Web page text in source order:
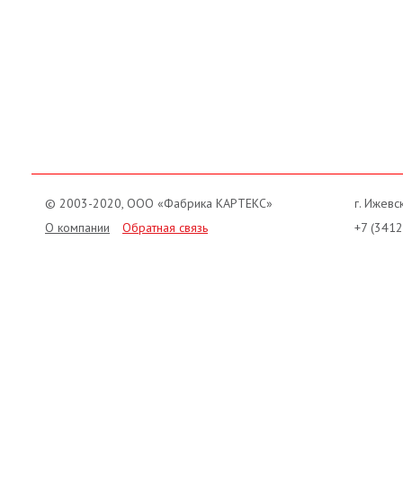
© 2003-2020, ООО «Фабрика КАРТЕКС»
О компании
Обратная связь
г.
+7